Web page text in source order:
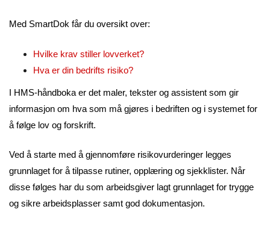
Med SmartDok får du oversikt over:
Hvilke krav stiller lovverket?
Hva er din bedrifts risiko?
I HMS-håndboka er det maler, tekster og assistent som gir
informasjon om hva som må gjøres i bedriften og i systemet for
å følge lov og forskrift.
Ved å starte med å gjennomføre risikovurderinger legges
grunnlaget for å tilpasse rutiner, opplæring og sjekklister. Når
disse følges har du som arbeidsgiver lagt grunnlaget for trygge
og sikre arbeidsplasser samt god dokumentasjon.